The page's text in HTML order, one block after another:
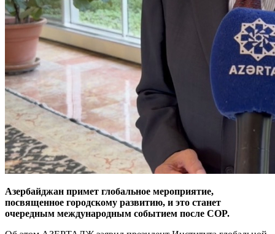
Азербайджан примет глобальное мероприятие,
посвященное городскому развитию, и это станет
очередным международным событием после COP.